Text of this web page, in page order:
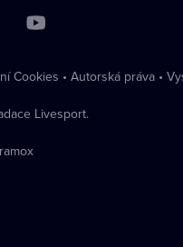
Cookies • Autorská práva •
Livesport.